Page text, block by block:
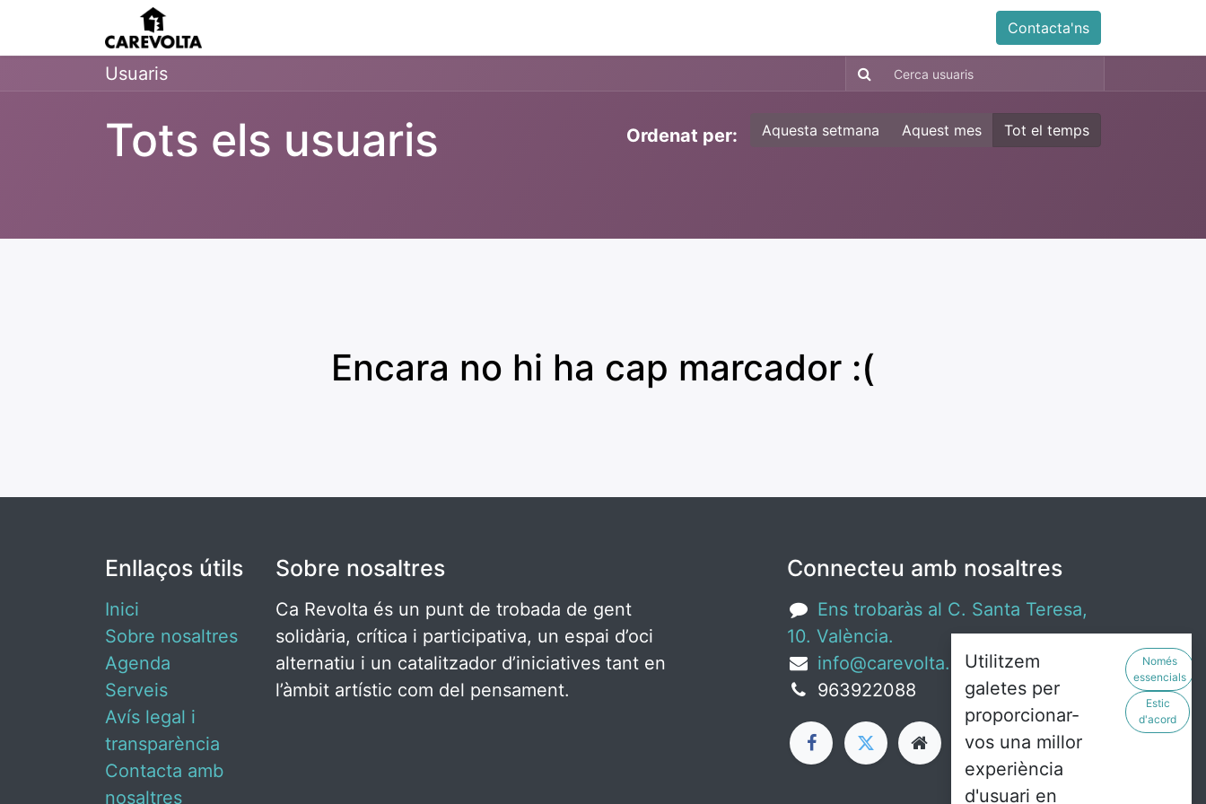
Antiga web Botiga
Contacta'ns
Usuaris
Tots els usuaris Ordenat per: Aquesta setmana Aquest mes Tot el temps
Encara no hi ha cap marcador :(
Enllaços útils
Inici
Sobre nosaltres
Agenda
Serveis
Avís legal i
transparència
Contacta amb
nosaltres
Sobre nosaltres
Ca Revolta és un punt de trobada de gent
solidària, crítica i participativa, un espai d’oci
alternatiu i un catalitzador d’iniciatives tant en
l’àmbit artístic com del pensament.
Connecteu amb nosaltres
Ens trobaràs al C. Santa Teresa,
10. València.
info@carevolta.org
963922088
Utilitzem
galetes per
proporcionar-
vos una millor
experiència
d'usuari en
Només
essencials
Estic
d'acord